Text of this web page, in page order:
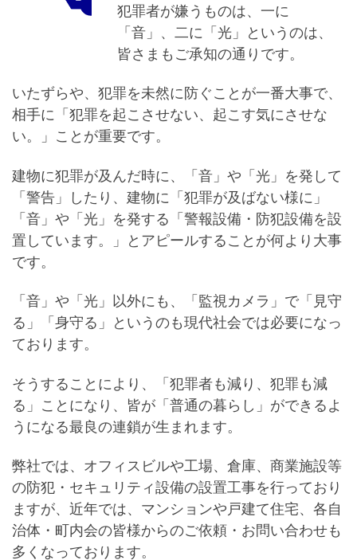
犯罪者が嫌うものは、一に
「音」、二に「光」というのは、
皆さまもご承知の通りです。
いたずらや、犯罪を未然に防ぐことが一番大事で、
相手に「犯罪を起こさせない、起こす気にさせな
い。」ことが重要です。
建物に犯罪が及んだ時に、「音」や「光」を発して
「警告」したり、建物に「犯罪が及ばない様に」
「音」や「光」を発する「警報設備・防犯設備を設
置しています。」とアピールすることが何より大事
です。
「音」や「光」以外にも、「監視カメラ」で「見守
る」「身守る」というのも現代社会では必要になっ
ております。
そうすることにより、「犯罪者も減り、犯罪も減
る」ことになり、皆が「普通の暮らし」ができるよ
うになる最良の連鎖が生まれます。
弊社では、オフィスビルや工場、倉庫、商業施設等
の防犯・セキュリティ設備の設置工事を行っており
ますが、近年では、マンションや戸建て住宅、各自
治体・町内会の皆様からのご依頼・お問い合わせも
多くなっております。